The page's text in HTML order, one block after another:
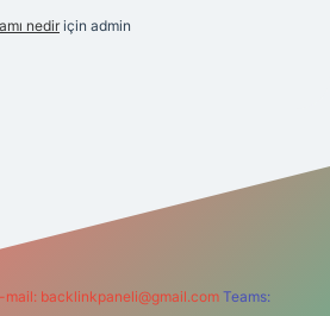
nedir için admin
mail: backlinkpaneli@gmail.com Teams: